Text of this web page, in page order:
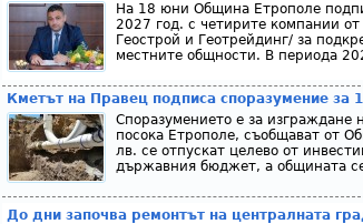
На 18 юни Община Етрополе
2027 год. с четирите компании
Геострой и Геотрейдинг/ за
местните общности. В периода
Кметът на Правец подписа споразумение за
Споразумението е за изграждане
посока Етрополе, съобщават от
лв. се отпускат целево от
държавния бюджет, а общината
До дни започва ремонтът на централната